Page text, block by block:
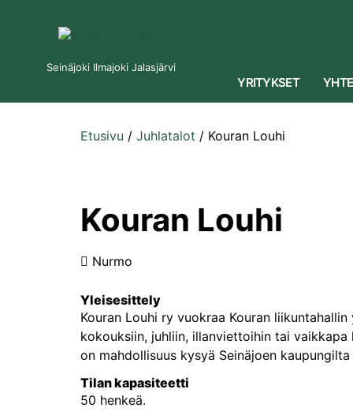
Seinäjoki Ilmajoki Jalasjärvi
YRITYKSET
Etusivu / Juhlatalot / Kouran Louhi
Kouran Louhi
Nurmo
Yleisesittely
Kouran Louhi ry vuokraa Kouran
kokouksiin, juhliin, illanviettoihin tai vaikkapa
on mahdollisuus kysyä Seinäjoen
Tilan kapasiteetti
50 henkeä.